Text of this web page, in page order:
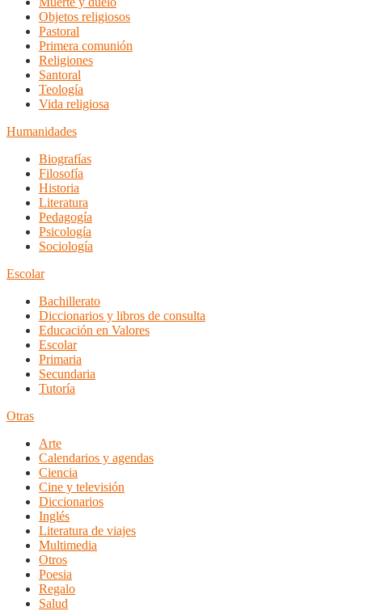
Objetos religiosos
Pastoral
Primera comunión
Religiones
Santoral
Teología
Vida religiosa
Humanidades
Biografías
Filosofía
Historia
Literatura
Pedagogía
Psicología
Sociología
Escolar
Bachillerato
Diccionarios y libros de consulta
Educación en Valores
Escolar
Primaria
Secundaria
Tutoría
Otras
Arte
Calendarios y agendas
Ciencia
Cine y televisión
Diccionarios
Inglés
Literatura de viajes
Multimedia
Otros
Poesia
Regalo
Salud